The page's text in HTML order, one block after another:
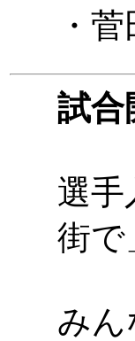
・
試合
選手
街で
みん